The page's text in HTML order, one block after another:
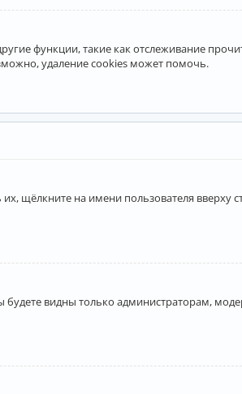
функции, такие как отслеживание
удаление cookies может помочь.
щёлкните на имени пользователя вверху
будете видны только администраторам,